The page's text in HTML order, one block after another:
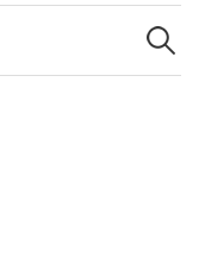
Suchen
nach: